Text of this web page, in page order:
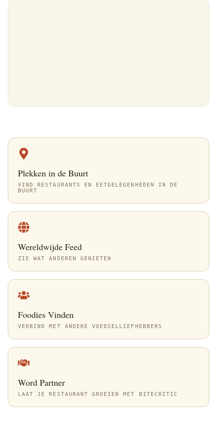
Plekken in de Buurt
VIND RESTAURANTS EN EETGELEGENHEDEN IN DE
BUURT
Wereldwijde Feed
ZIE WAT ANDEREN GENIETEN
Foodies Vinden
VERBIND MET ANDERE VOEDSELLIEFHEBBERS
Word Partner
LAAT JE RESTAURANT GROEIEN MET BITECRITIC